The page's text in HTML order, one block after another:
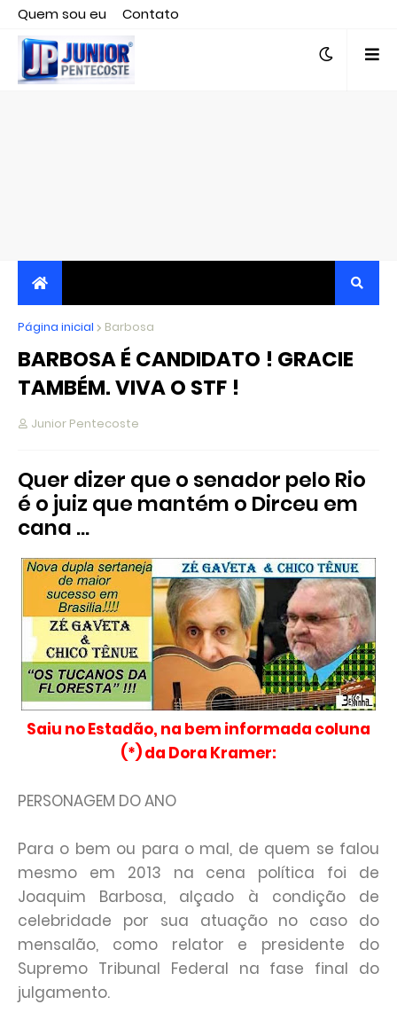
Quem sou eu
Contato
Editor responsável, jornalista Clovis Almeida.
JORNALISMO INDEPENDENTE, TRANSPARENTE E
CRÍTICO
Página inicial Barbosa
BARBOSA É CANDIDATO ! GRACIE
TAMBÉM. VIVA O STF !
Junior Pentecoste
Quer dizer que o senador pelo Rio
é o juiz que mantém o Dirceu em
cana …
Saiu no Estadão, na bem informada coluna
(*) da Dora Kramer:
PERSONAGEM DO ANO
Para o bem ou para o mal, de quem se falou
mesmo em 2013 na cena política foi de
Joaquim Barbosa, alçado à condição de
celebridade por sua atuação no caso do
mensalão, como relator e presidente do
Supremo Tribunal Federal na fase final do
julgamento.